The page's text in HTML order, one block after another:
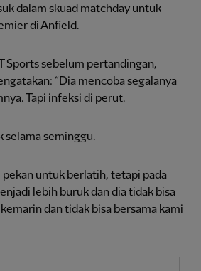
dalam skuad matchday untuk
di Anfield.
Sports sebelum pertandingan,
“Dia mencoba segalanya
Tapi infeksi di perut.
selama seminggu.
pekan untuk berlatih, tetapi pada
lebih buruk dan dia tidak bisa
dan tidak bisa bersama kami